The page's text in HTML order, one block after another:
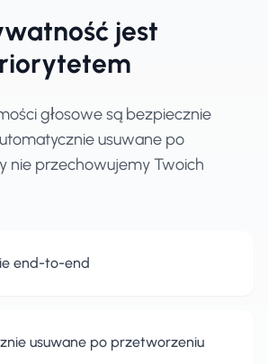
jest
głosowe są bezpiecznie
usuwane po
nie przechowujemy Twoich
end-to-end
usuwane po przetworzeniu